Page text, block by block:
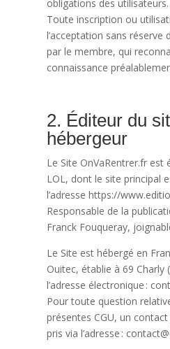
obligations des utilisateurs.
Toute inscription ou
l’acceptation sans réserve
par le membre, qui
connaissance
2. Éditeur du
hébergeur
Le Site OnVaRentrer.fr est
LOL, dont le site principal
l’adresse https://
Responsable de la
Franck Fouqueray,
Le Site est hébergé en
Ouitec, établie à 69 Charly
l’adresse électronique :
Pour toute question
présentes CGU, un
pris via l’adresse :